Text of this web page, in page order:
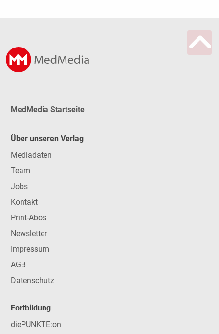
MedMedia Startseite
Über unseren Verlag
Mediadaten
Team
Jobs
Kontakt
Print-Abos
Newsletter
Impressum
AGB
Datenschutz
Fortbildung
diePUNKTE:on